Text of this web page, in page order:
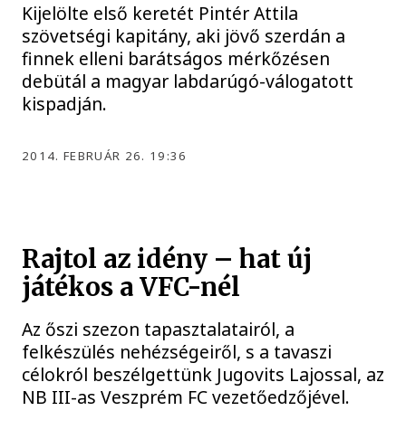
Kijelölte első keretét Pintér Attila
szövetségi kapitány, aki jövő szerdán a
finnek elleni barátságos mérkőzésen
debütál a magyar labdarúgó-válogatott
kispadján.
2014. FEBRUÁR 26. 19:36
Rajtol az idény – hat új
játékos a VFC-nél
Az őszi szezon tapasztalatairól, a
felkészülés nehézségeiről, s a tavaszi
célokról beszélgettünk Jugovits Lajossal, az
NB III-as Veszprém FC vezetőedzőjével.